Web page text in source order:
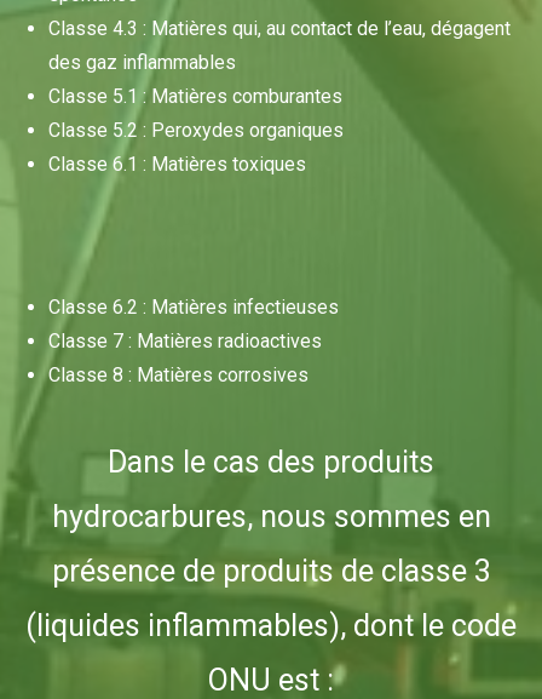
Classe 4.3 : Matières qui, au contact de l’eau, dégagent
des gaz inflammables
Classe 5.1 : Matières comburantes
Classe 5.2 : Peroxydes organiques
Classe 6.1 : Matières toxiques
Classe 6.2 : Matières infectieuses
Classe 7 : Matières radioactives
Classe 8 : Matières corrosives
Dans le cas des produits
hydrocarbures, nous sommes en
présence de produits de classe 3
(liquides inflammables), dont le code
ONU est :